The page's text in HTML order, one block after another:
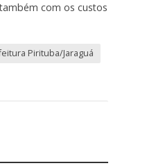
com os custos
Pirituba/Jaraguá